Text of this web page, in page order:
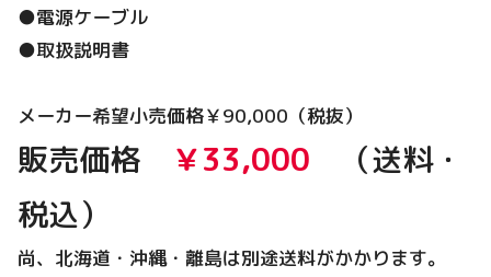
●電源ケーブル
●取扱説明書
メーカー希望小売価格￥90,000（税抜）
販売価格 ￥33,000 （送料・
税込）
尚、北海道・沖縄・離島は別途送料がかかります。